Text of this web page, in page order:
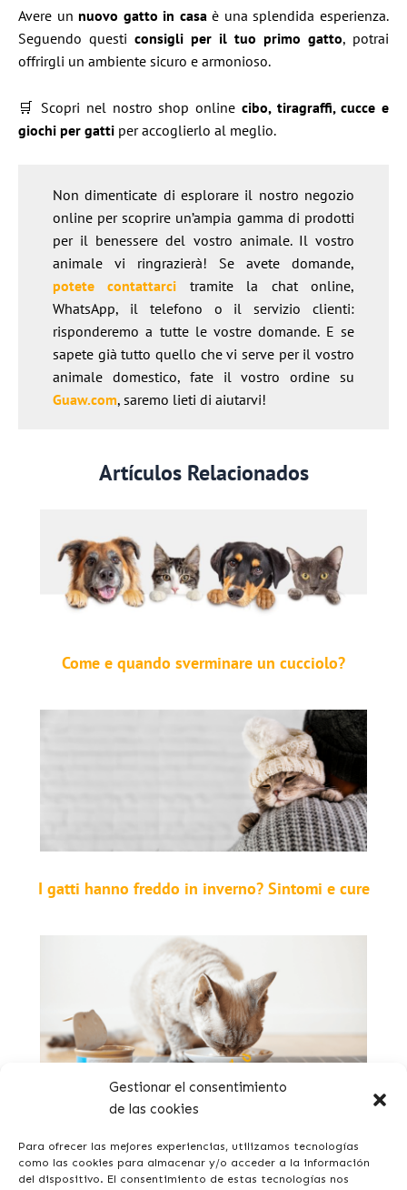
Gestionar el consentimiento
de las cookies
Para ofrecer las mejores experiencias, utilizamos tecnologías
como las cookies para almacenar y/o acceder a la información
del dispositivo. El consentimiento de estas tecnologías nos
Avere unnuovo gatto in casaè una splendida esperienza.
Seguendo questi consigli per il tuo primo gatto, potrai
offrirgli un ambiente sicuro e armonioso.
🛒 Scopri nel nostro shop online cibo, tiragraffi, cucce e
giochi per gatti per accoglierlo al meglio.
Non dimenticate di esplorare il nostro negozio
online per scoprire un’ampia gamma di prodotti
per il benessere del vostro animale. Il vostro
animale vi ringrazierà! Se avete domande,
potete contattarci tramite la chat online,
WhatsApp, il telefono o il servizio clienti:
risponderemo a tutte le vostre domande. E se
sapete già tutto quello che vi serve per il vostro
animale domestico, fate il vostro ordine su
Guaw.com, saremo lieti di aiutarvi!
Artículos Relacionados
Come e quando sverminare un cucciolo?
I gatti hanno freddo in inverno? Sintomi e cure